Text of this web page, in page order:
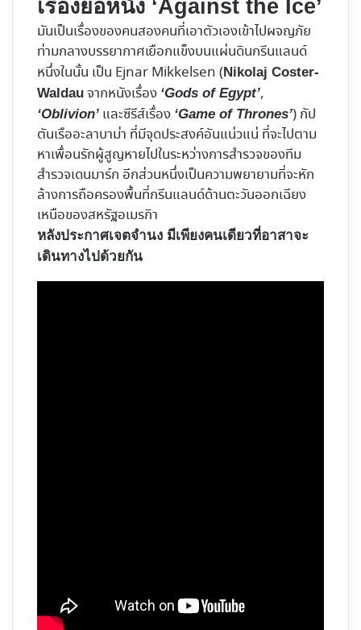
เรื่องย่อหนัง ‘Against the Ice’
มันเป็นเรื่องของคนสองคนที่เอาตัวเองเข้าไปผจญภัย
ท่ามกลางบรรยากาศเยือกแข็งบนแผ่นดินกรีนแลนด์
หนึ่งในนั้น เป็น Ejnar Mikkelsen (Nikolaj Coster-
Waldau จากหนังเรื่อง ‘Gods of Egypt’,
‘Oblivion’ และซีรีส์เรื่อง ‘Game of Thrones’) กัป
ตันเรืออะลาบาม่า ที่มีจุดประสงค์อันแน่วแน่ ที่จะไปตาม
หาเพื่อนรักผู้สูญหายไปในระหว่างการสำรวจของทีม
สำรวจเดนมาร์ก อีกส่วนหนึ่งเป็นความพยายามที่จะหัก
ล้างการถือครองพื้นที่กรีนแลนด์ด้านตะวันออกเฉียง
เหนือของสหรัฐอเมรกิา
หลังประกาศเจตจำนง มีเพียงคนเดียวที่อาสาจะ
เดินทางไปด้วยกัน